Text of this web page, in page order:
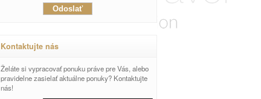
Kontaktujte nás
Želáte si vypracovať ponuku práve pre Vás, alebo
pravidelne zasielať aktuálne ponuky? Kontaktujte
nás!